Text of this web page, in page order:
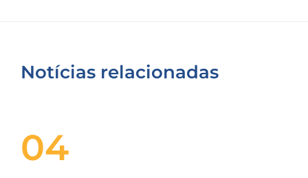
Notícias relacionadas
04